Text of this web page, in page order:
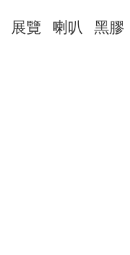
展覽 喇叭 黑膠